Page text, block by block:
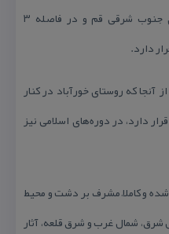
همین نام (خورآباد) در ۱۸ كیلومتری جنوب شرقی قم و در فاصله ۳
دارد.
آنجا كه روستای خورآباد در كنار
دارد، در دوره‌های اسلامی نیز
و كاملاً مشرف بر دشت و محیط
شمال غرب و شرق قلعه، آثار